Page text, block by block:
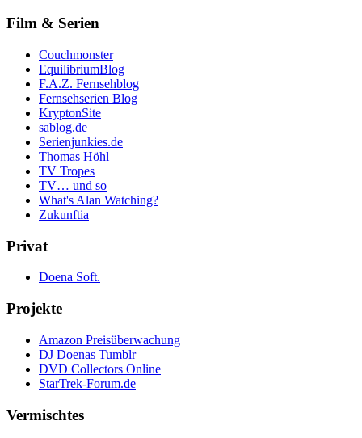
Film & Serien
Couchmonster
EquilibriumBlog
F.A.Z. Fernsehblog
Fernsehserien Blog
KryptonSite
sablog.de
Serienjunkies.de
Thomas Höhl
TV Tropes
TV… und so
What's Alan Watching?
Zukunftia
Privat
Doena Soft.
Projekte
Amazon Preisüberwachung
DJ Doenas Tumblr
DVD Collectors Online
StarTrek-Forum.de
Vermischtes